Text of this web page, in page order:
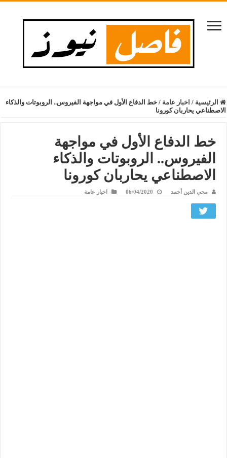
الرئيسية / اخبار عامة / خط الدفاع الأول في مواجهة الفيروس.. الروبوتات والذكاء
الاصطناعي يحاربان كورونا
خط الدفاع الأول في مواجهة
الفيروس.. الروبوتات والذكاء
الاصطناعي يحاربان كورونا
محي الدين أحمد 06/04/2020 اخبار عامة